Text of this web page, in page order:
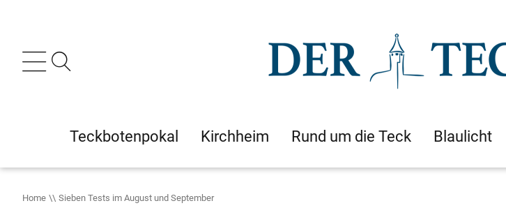
Teckbotenpokal Kirchheim Rund um die Teck Blaulicht
Home Sieben Tests im August und September